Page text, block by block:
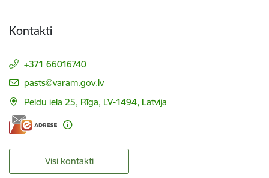
Kontakti
+371 66016740
E-pasts:
pasts@varam.gov.lv
Peldu iela 25, Rīga, LV-1494, Latvija
Visi kontakti